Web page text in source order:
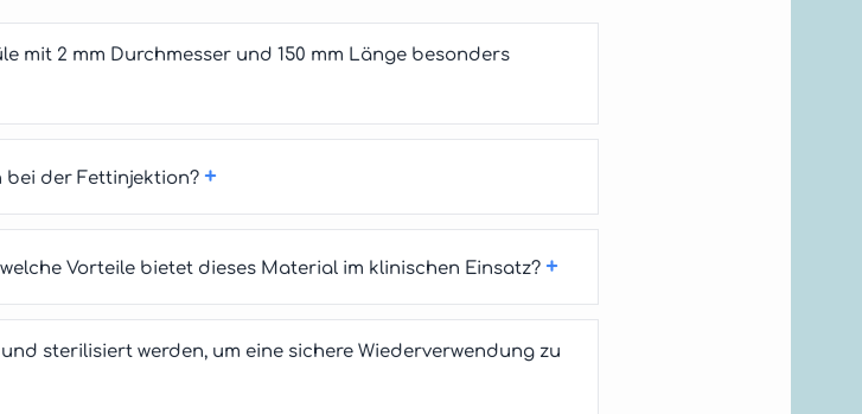
mit 2 mm Durchmesser und 150 mm Länge besonders
bei der Fettinjektion? +
Vorteile bietet dieses Material im klinischen Einsatz? +
sterilisiert werden, um eine sichere Wiederverwendung zu